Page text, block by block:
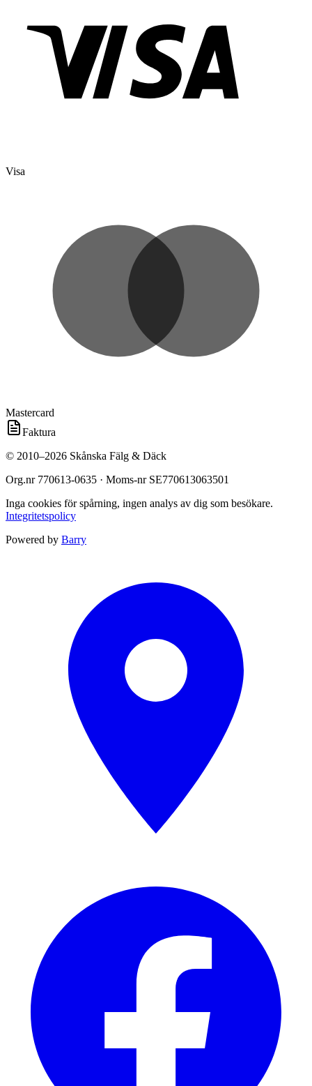
Visa
Mastercard
Faktura
© 2010–2026 Skånska Fälg & Däck
Org.nr 770613-0635 · Moms-nr SE770613063501
Inga cookies för spårning, ingen analys av dig som besökare.
Integritetspolicy
Powered by Barry